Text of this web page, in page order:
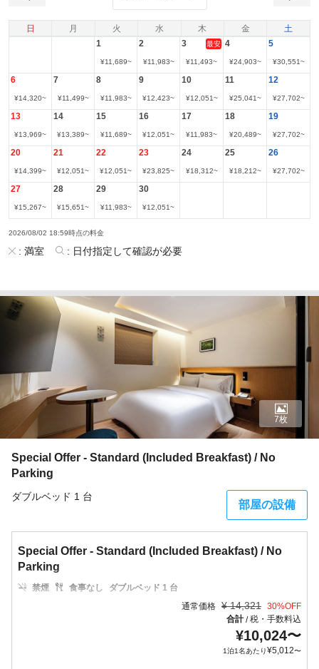
日 月 火 水 木 金 土
1
¥11,689~
2
¥11,983~
3 最安
¥11,493~
4
¥24,903~
5
¥30,551~
6
¥14,320~
7
¥11,499~
8
¥11,983~
9
¥12,423~
10
¥12,051~
11
¥25,041~
12
¥27,702~
13
¥13,969~
14
¥13,389~
15
¥11,689~
16
¥12,051~
17
¥11,983~
18
¥20,489~
19
¥27,702~
20
¥14,399~
21
¥12,051~
22
¥12,051~
23
¥23,825~
24
¥18,312~
25
¥18,212~
26
¥27,702~
27
¥15,267~
28
¥15,651~
29
¥11,983~
30
¥12,051~
2026/08/02 18:59時点の料金
: 満室 : 日付指定して確認が必要
Special Offer - Standard (Included Breakfast) / No
Parking
ダブルベッド 1 台
部屋の設備
7枚
Special Offer - Standard (Included Breakfast) / No
Parking
禁煙 食事なし
ダブルベッド 1 台
通常価格 ¥ 14,321 30%OFF
合計/税・手数料込
¥10,024〜
1泊1名あたり¥5,012〜